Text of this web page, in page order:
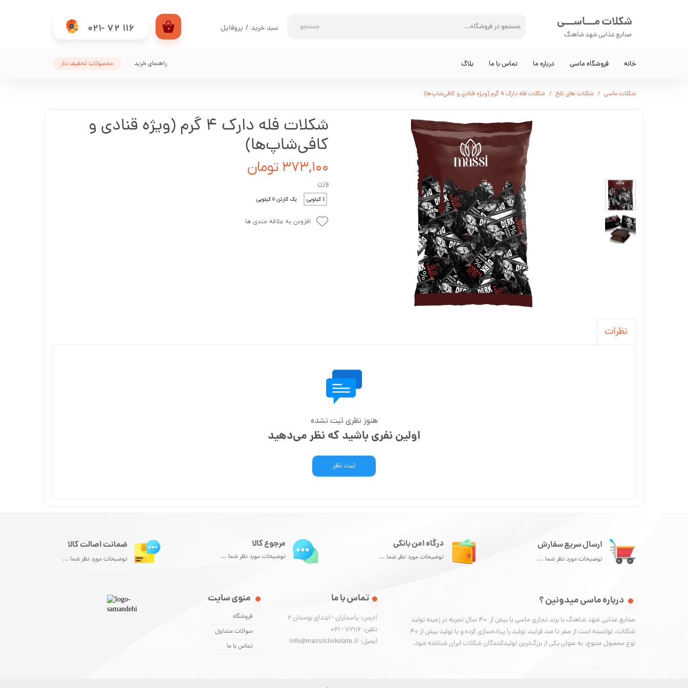
شکلات مـــاســـی
صنایع غذایی شهد شاهنگ 021- 72 116 جستجو ۰ سبد خرید / پروفایل
خانه فروشگاه ماسی درباره ما تماس با ما بلاگ محصولات تحفیف دار راهنمای خرید
شکلات ماسی شکلات های تلخ شکلات فله دارک 4 گرم (ویژه قنادی و کافی‌شاپ‌ها)
شکلات فله دارک 4 گرم (ویژه قنادی و
کافی‌شاپ‌ها)
۳۷۳,۱۰۰ تومان
وزن
1 کیلویی یک کارتن 6 کیلویی
افزودن به علاقه مندی ها
نظرات
هنوز نظری ثبت نشده
اولین نفری باشید که نظر می‌دهید
ثبت نظر
ارسال سریع سفارش
توضیحات مورد نظر شما ...
درباره ماسی میدونین ؟
صنایع غذایی شهد شاهنگ با برند تجاری ماسی با بیش از 40 سال تجربه در زمینه تولید
شکلات، توانسته‌ است از صفر تا صد فرایند تولید را پیاده‌سازی کرده و با تولید بیش از ۴۰
نوع محصول متنوع، به عنوان یکی از بزرگ‌ترین تولیدکنندگان شکلات ایران شناخته شود.
منوی سایت
فروشگاه
سوالات متداول
تماس با ما
تماس با ما
آدرس: پاسداران - ابتدای بوستان 2
تلفن: 72116 - 021
ایمیل: info@massichokolate.ir
درگاه امن بانکی
توضیحات مورد نظر شما ...
مرجوع کالا
توضیحات مورد نظر شما ...
ضمانت اصالت کالا
توضیحات مورد نظر شما ...